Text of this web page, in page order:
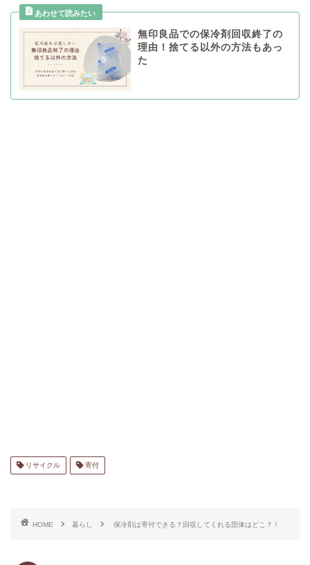
無印良品での保冷剤回収終了の
理由！捨てる以外の方法もあっ
た
リサイクル 寄付
HOME 暮らし 保冷剤は寄付できる？回収してくれる団体はどこ？！